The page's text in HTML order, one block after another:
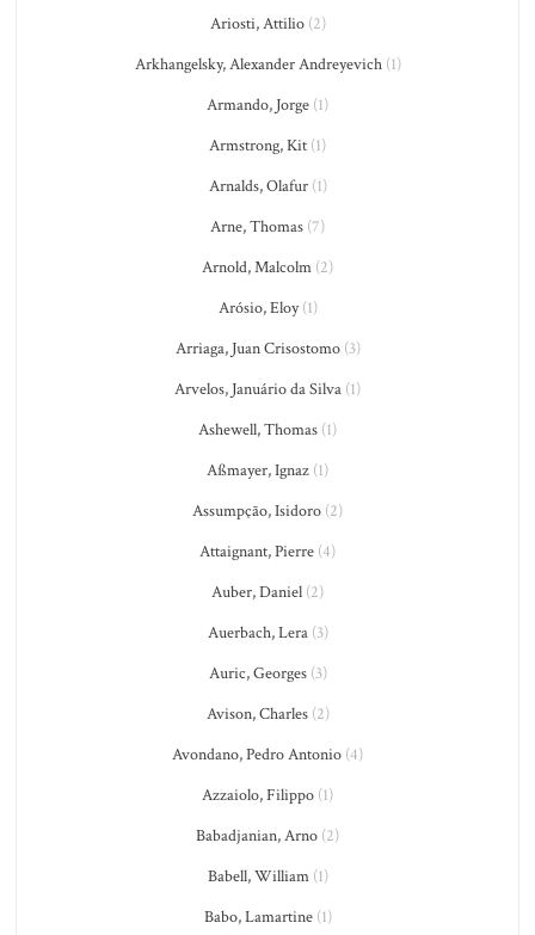
Ariosti, Attilio(2)
Arkhangelsky, Alexander Andreyevich(1)
Armando, Jorge (1)
Armstrong, Kit (1)
Arnalds, Olafur(1)
Arne, Thomas (7)
Arnold, Malcolm (2)
Arósio, Eloy(1)
Arriaga, Juan Crisostomo(3)
Arvelos, Januário da Silva (1)
Ashewell, Thomas (1)
Aßmayer, Ignaz (1)
Assumpção, Isidoro (2)
Attaignant, Pierre (4)
Auber, Daniel (2)
Auerbach, Lera(3)
Auric, Georges(3)
Avison, Charles(2)
Avondano, Pedro Antonio (4)
Azzaiolo, Filippo (1)
Babadjanian, Arno (2)
Babell, William(1)
Babo, Lamartine(1)